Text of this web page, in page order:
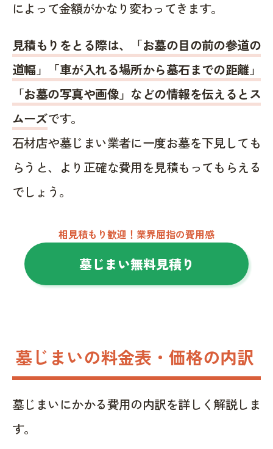
によって金額がかなり変わってきます。
見積もりをとる際は、「お墓の目の前の参道の
道幅」「車が入れる場所から墓石までの距離」
「お墓の写真や画像」などの情報を伝えるとス
ムーズです。
石材店や墓じまい業者に一度お墓を下見しても
らうと、より正確な費用を見積もってもらえる
でしょう。
相見積もり歓迎！業界屈指の費用感
墓じまい無料見積り
墓じまいの料金表・価格の内訳
墓じまいにかかる費用の内訳を詳しく解説しま
す。